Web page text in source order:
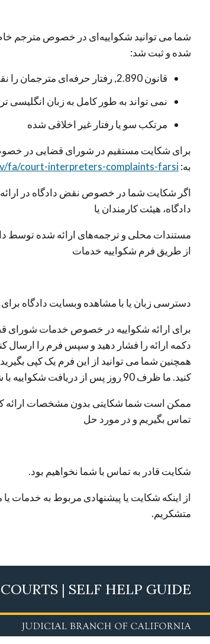
شما می توانید شکواییەای در خصوص مترجم خاص
شدە و ثبت شد:
قانون 2.890, رفتار حرفەای مترجمان را نقض کردە
نمی تواند بە طور کامل بە زبان انگلیسی
مرتکب سو یا رفتار غیر اخلاقی شدە
برای شکایت مستقیم در شورای قضایی در
بە:fa/court-interpreters-complaints-farsi
اگر شکایت شما در خصوص نقض دادگاە در
دادگاە، هیئت کارمندان یا
مستندات محلی و ترجمە‌های ارائە شدە توسط
از طریق فرم شکواییە خدمات
دسترسی زبان یا با مشاهدە وبسایت دادگاە
برای ارائە شکواییە در خصوص خدمات شورای
دکمە ارائە را فشار دهید و سپس فرم را ارسال
همچنین شما می توانید از این فرم یک کپی
کنید. ما ظرف 90 روز پس از دریافت شکواییە با شما تماس خواهیم گرفت.
ممکن است شما شکایتی بدون مشخصات ارائە
تماس بگیریم و در مورد حل
شکایت قادر به تماس با شما نخواهیم بود.
از اینکه شکایت یا پیشنهادی مربوط به خدمات
متشکریم.
| SELF HELP GUIDE